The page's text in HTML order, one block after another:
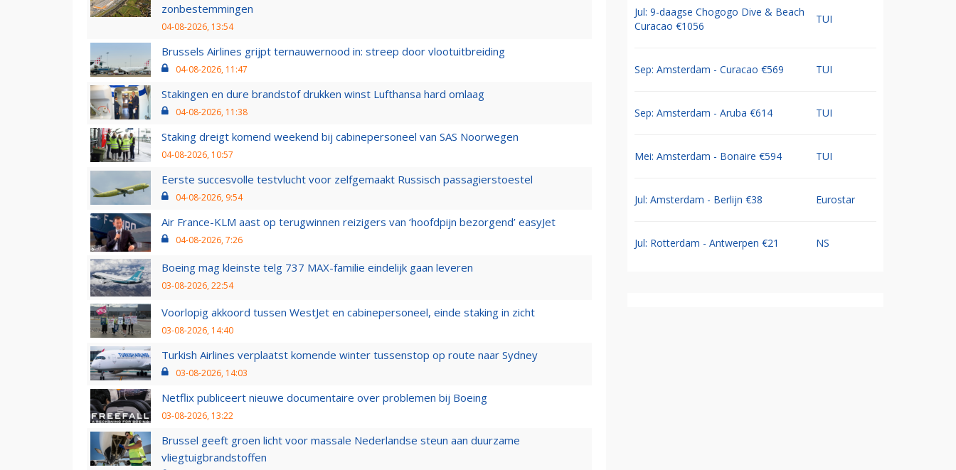
zonbestemmingen
04-08-2026, 13:54
Brussels Airlines grijpt ternauwernood in: streep door vlootuitbreiding
04-08-2026, 11:47
Stakingen en dure brandstof drukken winst Lufthansa hard omlaag
04-08-2026, 11:38
Staking dreigt komend weekend bij cabinepersoneel van SAS Noorwegen
04-08-2026, 10:57
Eerste succesvolle testvlucht voor zelfgemaakt Russisch passagierstoestel
04-08-2026, 9:54
Air France-KLM aast op terugwinnen reizigers van ‘hoofdpijn bezorgend’ easyJet
04-08-2026, 7:26
Boeing mag kleinste telg 737 MAX-familie eindelijk gaan leveren
03-08-2026, 22:54
Voorlopig akkoord tussen WestJet en cabinepersoneel, einde staking in zicht
03-08-2026, 14:40
Turkish Airlines verplaatst komende winter tussenstop op route naar Sydney
03-08-2026, 14:03
Netflix publiceert nieuwe documentaire over problemen bij Boeing
03-08-2026, 13:22
Brussel geeft groen licht voor massale Nederlandse steun aan duurzame
vliegtuigbrandstoffen
Jul: 9-daagse Chogogo Dive & Beach
Curacao €1056
TUI
Sep: Amsterdam - Curacao €569 TUI
Sep: Amsterdam - Aruba €614 TUI
Mei: Amsterdam - Bonaire €594 TUI
Jul: Amsterdam - Berlijn €38 Eurostar
Jul: Rotterdam - Antwerpen €21 NS